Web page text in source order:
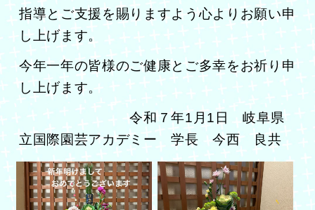
指導とご支援を賜りますよう心よりお願い申
し上げます。
今年一年の皆様のご健康とご多幸をお祈り申
し上げます。
令和７年1月1日 岐阜県
立国際園芸アカデミー 学長 今西 良共